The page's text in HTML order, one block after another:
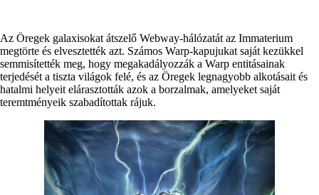
Az Öregek galaxisokat átszelő Webway-hálózatát az Immaterium
megtörte és elvesztették azt. Számos Warp-kapujukat saját kezükkel
semmisítették meg, hogy megakadályozzák a Warp entitásainak
terjedését a tiszta világok felé, és az Öregek legnagyobb alkotásait és
hatalmi helyeit elárasztották azok a borzalmak, amelyeket saját
teremtményeik szabadítottak rájuk.